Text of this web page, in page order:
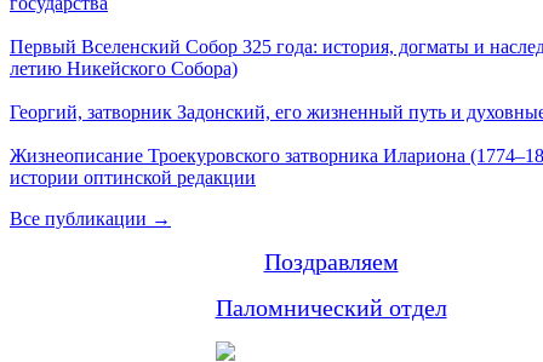
Первый Вселенский Собор 325 года: история, догматы и
летию Никейского Собора)
Георгий, затворник Задонский, его жизненный путь и
Жизнеописание Троекуровского затворника Илариона
истории оптинской редакции
Все публикации →
Поздравляем
Паломнический отдел